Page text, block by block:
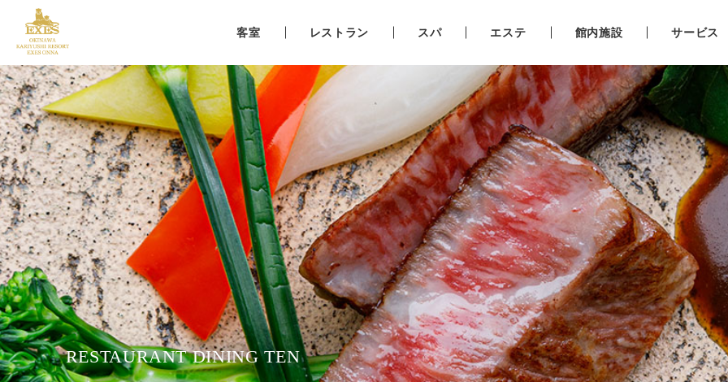
客室 レストラン スパ エステ 館内施設 サービス
RESTAURANT DINING TEN